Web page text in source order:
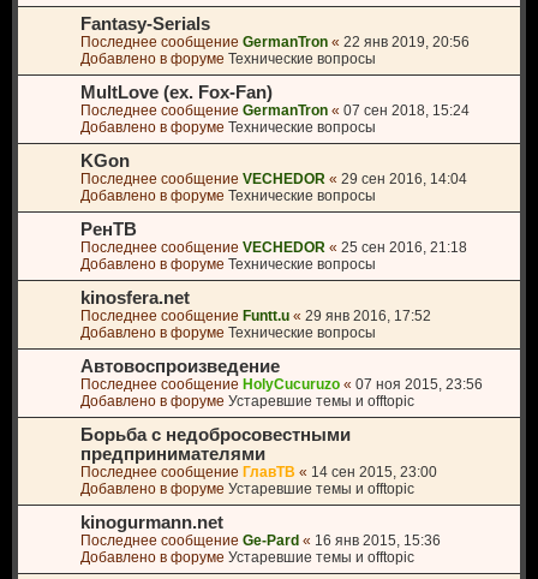
Fantasy-Serials
Последнее сообщение GermanTron « 22 янв 2019, 20:56
Добавлено в форуме Технические вопросы
MultLove (ex. Fox-Fan)
Последнее сообщение GermanTron « 07 сен 2018, 15:24
Добавлено в форуме Технические вопросы
KGon
Последнее сообщение VECHEDOR « 29 сен 2016, 14:04
Добавлено в форуме Технические вопросы
РенТВ
Последнее сообщение VECHEDOR « 25 сен 2016, 21:18
Добавлено в форуме Технические вопросы
kinosfera.net
Последнее сообщение Funtt.u « 29 янв 2016, 17:52
Добавлено в форуме Технические вопросы
Автовоспроизведение
Последнее сообщение HolyCucuruzo « 07 ноя 2015, 23:56
Добавлено в форуме Устаревшие темы и offtopic
Борьба с недобросовестными
предпринимателями
Последнее сообщение ГлавТВ « 14 сен 2015, 23:00
Добавлено в форуме Устаревшие темы и offtopic
kinogurmann.net
Последнее сообщение Ge-Pard « 16 янв 2015, 15:36
Добавлено в форуме Устаревшие темы и offtopic